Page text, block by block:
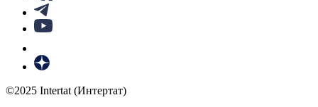
©2025 Intertat (Интертат)